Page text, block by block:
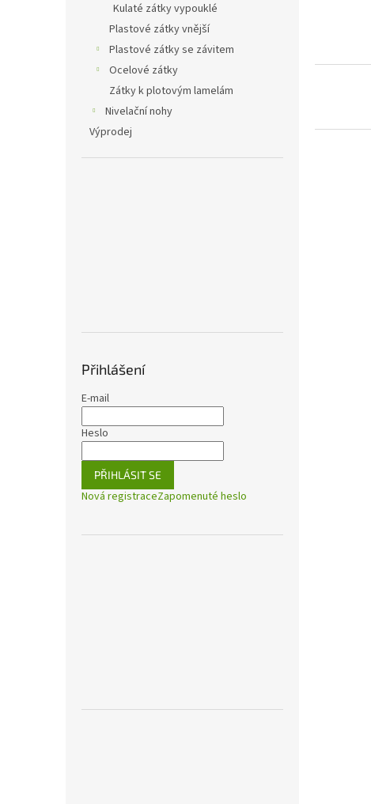
Kulaté zátky vypouklé
Plastové zátky vnější
Plastové zátky se závitem
Ocelové zátky
Zátky k plotovým lamelám
Nivelační nohy
Výprodej
Přihlášení
E-mail
Heslo
PŘIHLÁSIT SE
Nová registraceZapomenuté heslo